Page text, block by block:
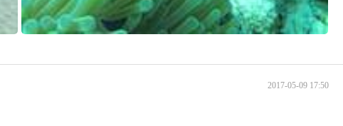
2017-05-09 17:50